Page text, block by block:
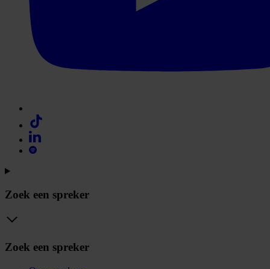
Zoek een spreker
Zoek een spreker